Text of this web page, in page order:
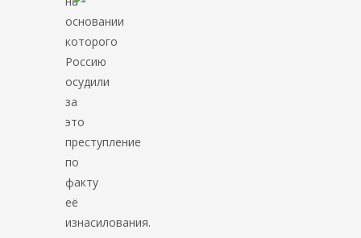
основании
которого
Россию
осудили
за
это
преступление
по
факту
её
изнасилования.